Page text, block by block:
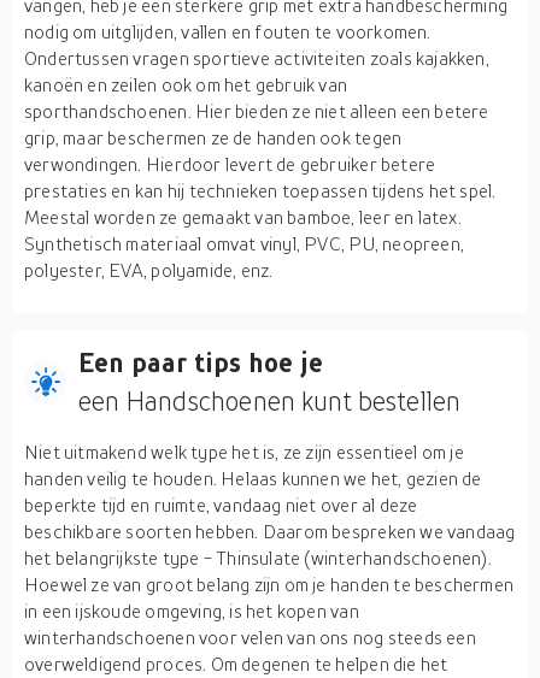
vangen, heb je een sterkere grip met extra handbescherming
nodig om uitglijden, vallen en fouten te voorkomen.
Ondertussen vragen sportieve activiteiten zoals kajakken,
kanoën en zeilen ook om het gebruik van
sporthandschoenen. Hier bieden ze niet alleen een betere
grip, maar beschermen ze de handen ook tegen
verwondingen. Hierdoor levert de gebruiker betere
prestaties en kan hij technieken toepassen tijdens het spel.
Meestal worden ze gemaakt van bamboe, leer en latex.
Synthetisch materiaal omvat vinyl, PVC, PU, neopreen,
polyester, EVA, polyamide, enz.
Een paar tips hoe je
een Handschoenen kunt bestellen
Niet uitmakend welk type het is, ze zijn essentieel om je
handen veilig te houden. Helaas kunnen we het, gezien de
beperkte tijd en ruimte, vandaag niet over al deze
beschikbare soorten hebben. Daarom bespreken we vandaag
het belangrijkste type - Thinsulate (winterhandschoenen).
Hoewel ze van groot belang zijn om je handen te beschermen
in een ijskoude omgeving, is het kopen van
winterhandschoenen voor velen van ons nog steeds een
overweldigend proces. Om degenen te helpen die het